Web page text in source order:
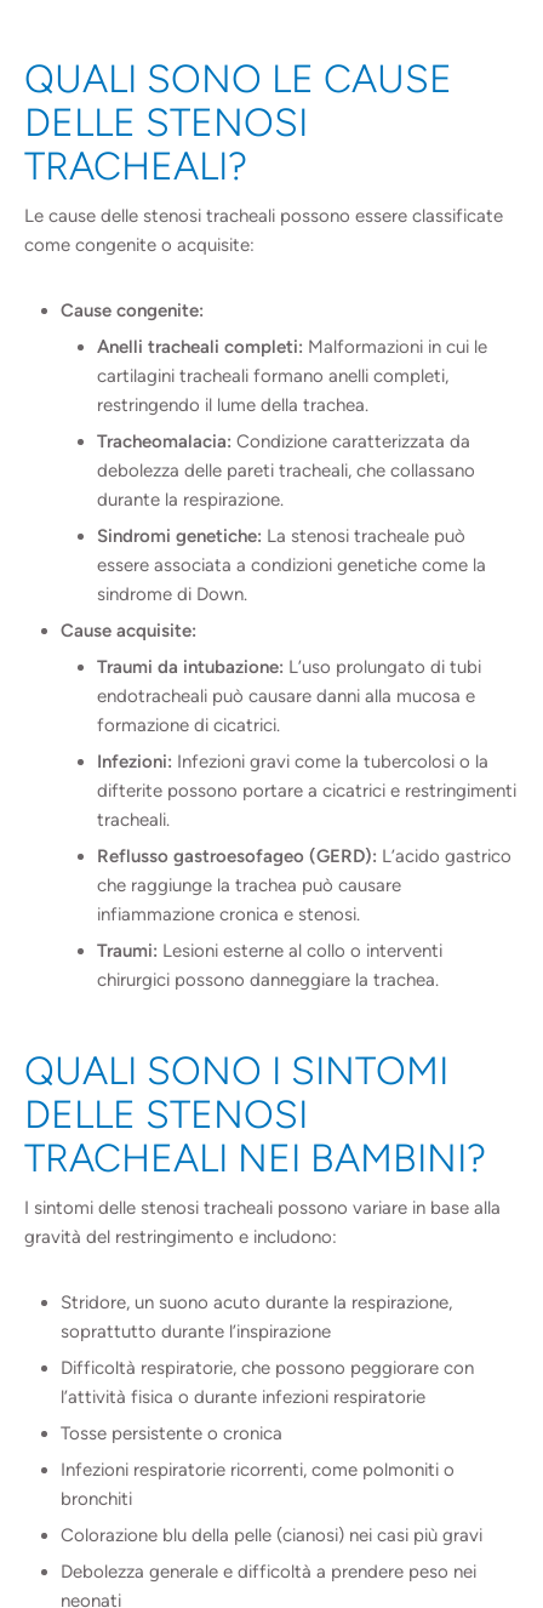
QUALI SONO LE CAUSE
DELLE STENOSI
TRACHEALI?
Le cause delle stenosi tracheali possono essere classificate
come congenite o acquisite:
Cause congenite:
Anelli tracheali completi: Malformazioni in cui le
cartilagini tracheali formano anelli completi,
restringendo il lume della trachea.
Tracheomalacia: Condizione caratterizzata da
debolezza delle pareti tracheali, che collassano
durante la respirazione.
Sindromi genetiche: La stenosi tracheale può
essere associata a condizioni genetiche come la
sindrome di Down.
Cause acquisite:
Traumi da intubazione: L’uso prolungato di tubi
endotracheali può causare danni alla mucosa e
formazione di cicatrici.
Infezioni: Infezioni gravi come la tubercolosi o la
difterite possono portare a cicatrici e restringimenti
tracheali.
Reflusso gastroesofageo (GERD): L’acido gastrico
che raggiunge la trachea può causare
infiammazione cronica e stenosi.
Traumi: Lesioni esterne al collo o interventi
chirurgici possono danneggiare la trachea.
QUALI SONO I SINTOMI
DELLE STENOSI
TRACHEALI NEI BAMBINI?
I sintomi delle stenosi tracheali possono variare in base alla
gravità del restringimento e includono:
Stridore, un suono acuto durante la respirazione,
soprattutto durante l’inspirazione
Difficoltà respiratorie, che possono peggiorare con
l’attività fisica o durante infezioni respiratorie
Tosse persistente o cronica
Infezioni respiratorie ricorrenti, come polmoniti o
bronchiti
Colorazione blu della pelle (cianosi) nei casi più gravi
Debolezza generale e difficoltà a prendere peso nei
neonati